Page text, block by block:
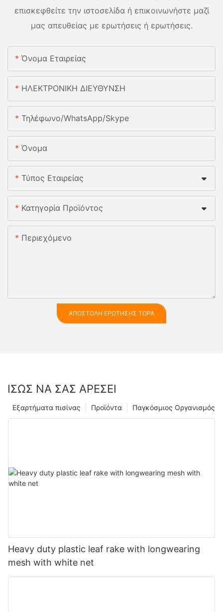
επισκεφθείτε την ιστοσελίδα ή επικοινωνήστε μαζί
μας απευθείας με ερωτήσεις ή ερωτήσεις.
Όνομα Εταιρείας
ΗΛΕΚΤΡΟΝΙΚΗ ΔΙΕΥΘΥΝΣΗ
Τηλέφωνο/whatsApp/skype
Όνομα
Τύπος Εταιρείας
Κατηγορία Προϊόντος
Περιεχόμενο
ΑΠΟΣΤΟΛΉ ΕΡΏΤΗΣΗΣ ΤΏΡΑ
ΊΣΩΣ ΝΑ ΣΑΣ ΑΡΈΣΕΙ
Παγκόσμιος Οργανισμός
Προϊόντα
Εξαρτήματα πισίνας
Heavy duty plastic leaf rake with longwearing
mesh with white net